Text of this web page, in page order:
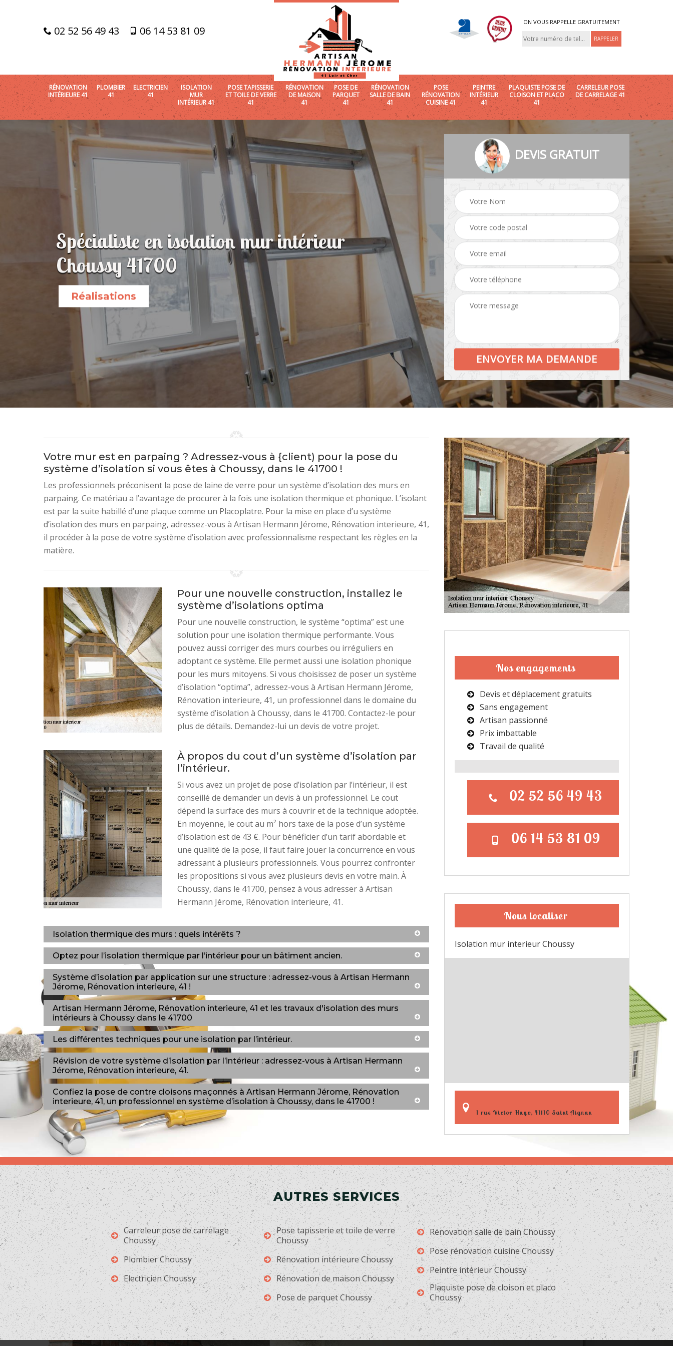
02 52 56 49 43 06 14 53 81 09
ON VOUS RAPPELLE GRATUITEMENT
RÉNOVATION
INTÉRIEURE 41
PLOMBIER
41
ELECTRICIEN
41
ISOLATION
MUR
INTÉRIEUR 41
POSE TAPISSERIE
ET TOILE DE VERRE
41
RÉNOVATION
DE MAISON
41
POSE DE
PARQUET
41
RÉNOVATION
SALLE DE BAIN
41
POSE
RÉNOVATION
CUISINE 41
PEINTRE
INTÉRIEUR
41
PLAQUISTE POSE DE
CLOISON ET PLACO
41
CARRELEUR POSE
DE CARRELAGE 41
Spécialiste en isolation mur intérieur
Choussy 41700
Réalisations
DEVIS GRATUIT
Votre mur est en parpaing ? Adressez-vous à {client) pour la pose du
système d’isolation si vous êtes à Choussy, dans le 41700 !
Les professionnels préconisent la pose de laine de verre pour un système d’isolation des murs en
parpaing. Ce matériau a l’avantage de procurer à la fois une isolation thermique et phonique. L’isolant
est par la suite habillé d’une plaque comme un Placoplatre. Pour la mise en place d’u système
d’isolation des murs en parpaing, adressez-vous à Artisan Hermann Jérome, Rénovation interieure, 41,
il procéder à la pose de votre système d’isolation avec professionnalisme respectant les règles en la
matière.
Pour une nouvelle construction, installez le
système d’isolations optima
Pour une nouvelle construction, le système “optima” est une
solution pour une isolation thermique performante. Vous
pouvez aussi corriger des murs courbes ou irréguliers en
adoptant ce système. Elle permet aussi une isolation phonique
pour les murs mitoyens. Si vous choisissez de poser un système
d’isolation “optima”, adressez-vous à Artisan Hermann Jérome,
Rénovation interieure, 41, un professionnel dans le domaine du
système d’isolation à Choussy, dans le 41700. Contactez-le pour
plus de détails. Demandez-lui un devis de votre projet.
À propos du cout d’un système d’isolation par
l’intérieur.
Si vous avez un projet de pose d’isolation par l’intérieur, il est
conseillé de demander un devis à un professionnel. Le cout
dépend la surface des murs à couvrir et de la technique adoptée.
En moyenne, le cout au m² hors taxe de la pose d’un système
d’isolation est de 43 €. Pour bénéficier d’un tarif abordable et
une qualité de la pose, il faut faire jouer la concurrence en vous
adressant à plusieurs professionnels. Vous pourrez confronter
les propositions si vous avez plusieurs devis en votre main. À
Choussy, dans le 41700, pensez à vous adresser à Artisan
Hermann Jérome, Rénovation interieure, 41.
Isolation thermique des murs : quels intérêts ?
Optez pour l’isolation thermique par l’intérieur pour un bâtiment ancien.
Système d’isolation par application sur une structure : adressez-vous à Artisan Hermann
Jérome, Rénovation interieure, 41 !
Artisan Hermann Jérome, Rénovation interieure, 41 et les travaux d'isolation des murs
intérieurs à Choussy dans le 41700
Les différentes techniques pour une isolation par l’intérieur.
Révision de votre système d’isolation par l’intérieur : adressez-vous à Artisan Hermann
Jérome, Rénovation interieure, 41.
Confiez la pose de contre cloisons maçonnés à Artisan Hermann Jérome, Rénovation
interieure, 41, un professionnel en système d’isolation à Choussy, dans le 41700 !
Nos engagements
Devis et déplacement gratuits
Sans engagement
Artisan passionné
Prix imbattable
Travail de qualité
02 52 56 49 43
06 14 53 81 09
Nous localiser
Isolation mur interieur Choussy
1 rue Victor Hugo, 41110 Saint Aignan
AUTRES SERVICES
Carreleur pose de carrelage
Choussy
Plombier Choussy
Electricien Choussy
Pose tapisserie et toile de verre
Choussy
Rénovation intérieure Choussy
Rénovation de maison Choussy
Pose de parquet Choussy
Rénovation salle de bain Choussy
Pose rénovation cuisine Choussy
Peintre intérieur Choussy
Plaquiste pose de cloison et placo
Choussy